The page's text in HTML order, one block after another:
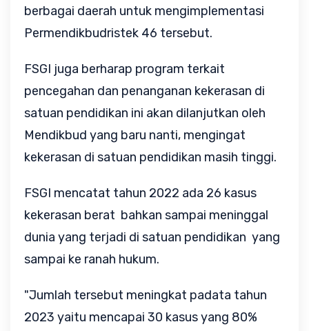
berbagai daerah untuk mengimplementasi
Permendikbudristek 46 tersebut.
FSGI juga berharap program terkait
pencegahan dan penanganan kekerasan di
satuan pendidikan ini akan dilanjutkan oleh
Mendikbud yang baru nanti, mengingat
kekerasan di satuan pendidikan masih tinggi.
FSGI mencatat tahun 2022 ada 26 kasus
kekerasan berat bahkan sampai meninggal
dunia yang terjadi di satuan pendidikan yang
sampai ke ranah hukum.
"Jumlah tersebut meningkat padata tahun
2023 yaitu mencapai 30 kasus yang 80%